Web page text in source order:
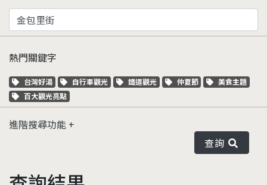
熱門關鍵字
關鍵字標籤
台灣好湯 關鍵字標籤
自行車觀光 關鍵字標籤
鐵道觀光 關鍵字標籤
仲夏節 關鍵字標籤
美食主題
關鍵字標籤
百大觀光亮點
進階搜尋功能
查詢